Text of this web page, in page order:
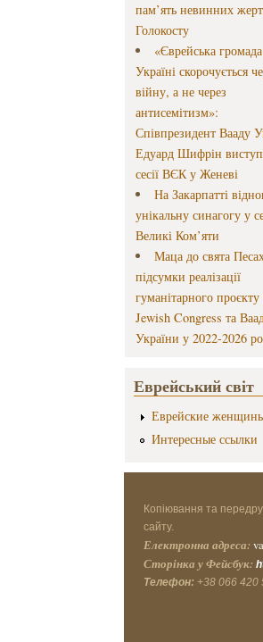
пам’ять невинних
Голокосту
«Єврейська
Україні скорочується
війну, а не через
антисемітизм»:
Співпрезидент Вааду
Едуард Шифрін
сесії ВЄК у Женеві
На Закарпатті
унікальну синагогу у
Великі Ком’яти
Маца до свята
підсумки реалізації
гуманітарного
Jewish Congress та
України у 2022-2026
Еврейський світ
Еврейские
Интересные ссылки
Копіювання та
сайту.
Електронна адреса:
Сторінка у Фейсбук:
Телефон: +38 066 420